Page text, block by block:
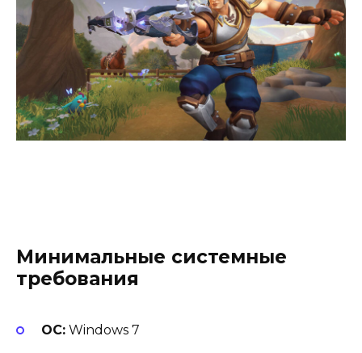
Минимальные системные
требования
ОС:Windows 7